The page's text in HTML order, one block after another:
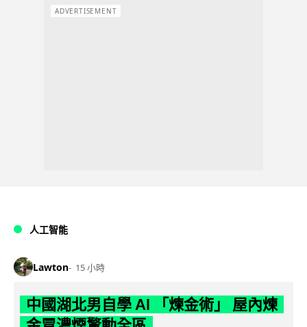
ADVERTISEMENT
人工智能
Lawton 15 小時
中國湖北男自學 AI 「煉金術」 屋內煉